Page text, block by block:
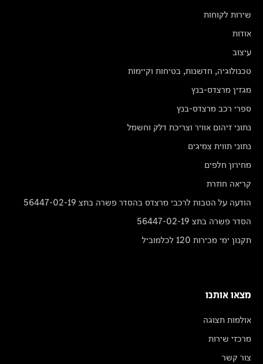
שירות לקוחות
אודות
עיצוב
טכנולוגיה, חדשנות, בטיחות וקיימות
מגזין מרצדס-בנץ
ספרי רכב מרצדס-בנץ
נתוני זיהום אוויר וצריכת דלק וחשמל
נתוני תווית צמיגים
מחירון חלפים
קריאה חוזרת
הודעה על הטבות לרכבי מרצדס בהסדר פשרה בתצ 56447-02-19
הסדר פשרה בתצ 56447-02-19
תקנון ימי מכירות 120 לכלמוביל
מצאו אותנו
אולמות תצוגה
מרכזי שירות
צור קשר